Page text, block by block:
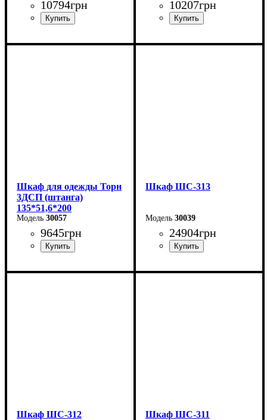
10794грн
Ширина: 135 см
10207грн
Ширина: 135 см
Шкаф для одежды Торн
3ДСП (штанга)
135*51,6*200
30057
9645грн
Ширина: 135 см
Шкаф ШС-313
30039
24904грн
Ширина: 200 см
Шкаф ШС-312 Шкаф ШС-311